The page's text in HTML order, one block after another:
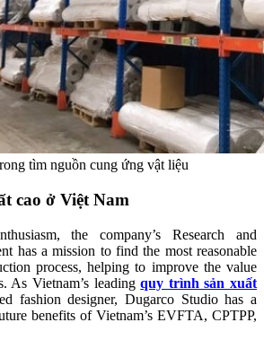
tìm nguồn cung ứng vật liệu
cao ở Việt Nam
the company’s Research and
has a mission to find the most reasonable
process, helping to improve the value
As Vietnam’s leadingquy trình sản xuất
fashion designer, Dugarco Studio has a
benefits of Vietnam’s EVFTA, CPTPP,